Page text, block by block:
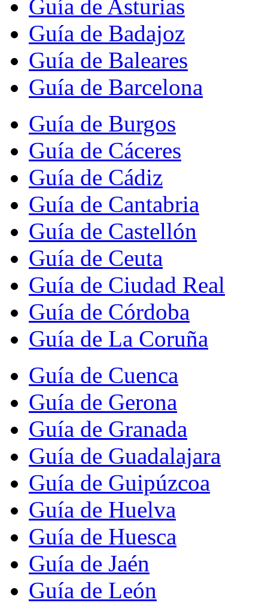
Guía de Asturias
Guía de Badajoz
Guía de Baleares
Guía de Barcelona
Guía de Burgos
Guía de Cáceres
Guía de Cádiz
Guía de Cantabria
Guía de Castellón
Guía de Ceuta
Guía de Ciudad Real
Guía de Córdoba
Guía de La Coruña
Guía de Cuenca
Guía de Gerona
Guía de Granada
Guía de Guadalajara
Guía de Guipúzcoa
Guía de Huelva
Guía de Huesca
Guía de Jaén
Guía de León